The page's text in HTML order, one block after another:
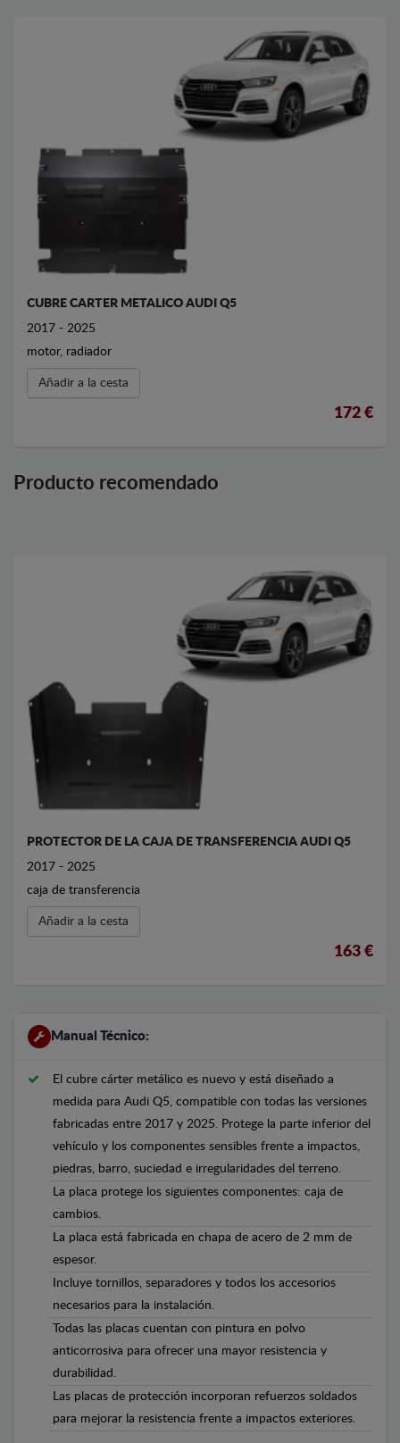
CUBRE CARTER METALICO AUDI Q5
2017 - 2025
motor, radiador
Añadir a la cesta
172 €
Producto recomendado
PROTECTOR DE LA CAJA DE TRANSFERENCIA AUDI Q5
2017 - 2025
caja de transferencia
Añadir a la cesta
163 €
Manual Técnico:
El cubre cárter metálico es nuevo y está diseñado a
medida para Audi Q5, compatible con todas las versiones
fabricadas entre 2017 y 2025. Protege la parte inferior del
vehículo y los componentes sensibles frente a impactos,
piedras, barro, suciedad e irregularidades del terreno.
La placa protege los siguientes componentes: caja de
cambios.
La placa está fabricada en chapa de acero de 2 mm de
espesor.
Incluye tornillos, separadores y todos los accesorios
necesarios para la instalación.
Todas las placas cuentan con pintura en polvo
anticorrosiva para ofrecer una mayor resistencia y
durabilidad.
Las placas de protección incorporan refuerzos soldados
para mejorar la resistencia frente a impactos exteriores.